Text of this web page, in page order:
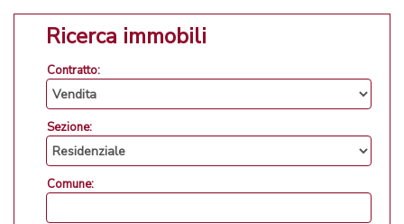
Ricerca immobili
Contratto:
Sezione:
Comune: